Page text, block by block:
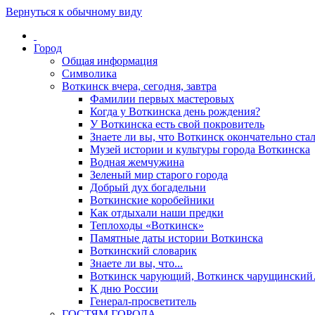
Вернуться к обычному виду
Город
Общая информация
Символика
Воткинск вчера, сегодня, завтра
Фамилии первых мастеровых
Когда у Воткинска день рождения?
У Воткинска есть свой покровитель
Знаете ли вы, что Воткинск окончательно
Музей истории и культуры города Воткинска
Водная жемчужина
Зеленый мир старого города
Добрый дух богадельни
Воткинские коробейники
Как отдыхали наши предки
Теплоходы «Воткинск»
Памятные даты истории Воткинска
Воткинский словарик
Знаете ли вы, что...
Воткинск чарующий, Воткинск
К дню России
Генерал-просветитель